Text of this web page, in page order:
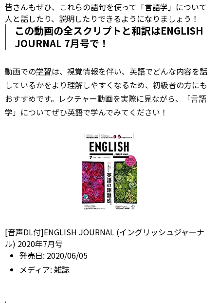
皆さんもぜひ、これらの語句を使って「言語学」について
人と話したり、説明したりできるようになりましょう！
この動画の全スクリプトと和訳はENGLISH
JOURNAL 7月号で！
動画での学習は、視覚情報を伴い、英語でどんな内容を話
しているかをより理解しやすくなるため、初級者の方にも
おすすめです。レクチャー動画を実際に見ながら、「言語
学」についてぜひ英語で学んでみてください！
[音声DL付]ENGLISH JOURNAL (イングリッシュジャーナ
ル) 2020年7月号
発売日: 2020/06/05
メディア: 雑誌